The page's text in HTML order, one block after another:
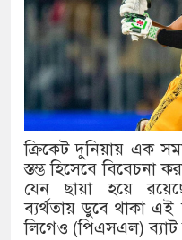
ক্রিকেট দুনিয়ায় এক
স্তম্ভ হিসেবে
যেন ছায়া হয়ে
ব্যর্থতায় ডুবে থাকা এই
লিগেও (পিএসএল) ব্যাট